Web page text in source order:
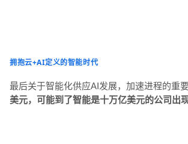
拥抱云+AI定义的智能时代
最后关于智能化供应AI发展，加速进程的重
美元，可能到了智能是十万亿美元的公司出现